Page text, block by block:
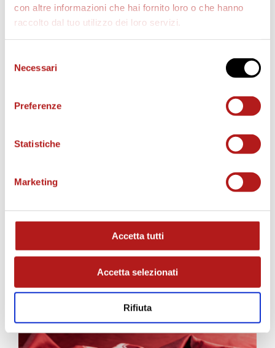
con altre informazioni che hai fornito loro o che hanno
raccolto dal tuo utilizzo dei loro servizi.
delNecessari
Preferenze
Statistiche
Marketing
Accetta tutti
Accetta selezionati
Rifiuta
AS CITTADELLA STORE